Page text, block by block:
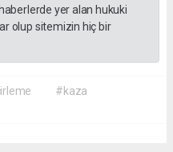
yer alan hukuki
olup sitemizin hiç bir
#kaza